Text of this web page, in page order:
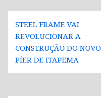
Navegação
de
Post
STEEL FRAME VAI
REVOLUCIONAR A
CONSTRUÇÃO DO NOVO
PÍER DE ITAPEMA